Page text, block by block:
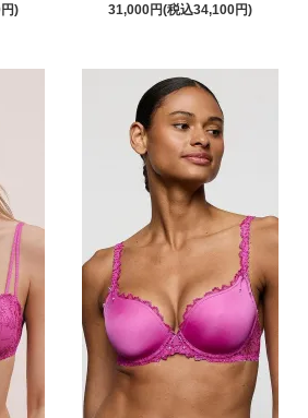
)
31,000円(税込34,100円)